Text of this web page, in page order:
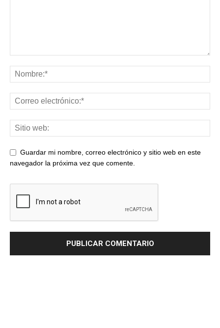
Guardar mi nombre, correo electrónico y sitio web en este
navegador la próxima vez que comente.